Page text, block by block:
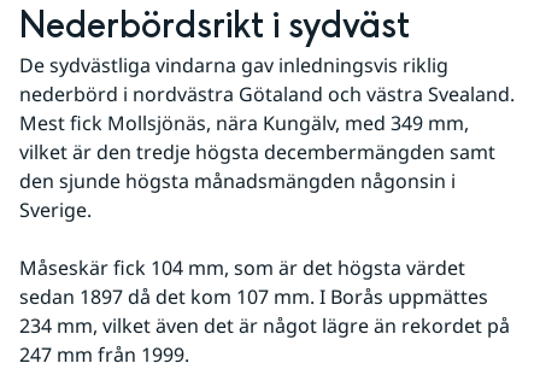
Nederbördsrikt i sydväst
De sydvästliga vindarna gav inledningsvis riklig
nederbörd i nordvästra Götaland och västra Svealand.
Mest fick Mollsjönäs, nära Kungälv, med 349 mm,
vilket är den tredje högsta decembermängden samt
den sjunde högsta månadsmängden någonsin i
Sverige.
Måseskär fick 104 mm, som är det högsta värdet
sedan 1897 då det kom 107 mm. I Borås uppmättes
234 mm, vilket även det är något lägre än rekordet på
247 mm från 1999.